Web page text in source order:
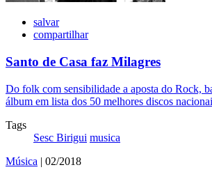
salvar
compartilhar
Santo de Casa faz Milagres
Do folk com sensibilidade a aposta do Rock,
álbum em lista dos 50 melhores discos
Tags
Sesc Birigui musica
Música | 02/2018